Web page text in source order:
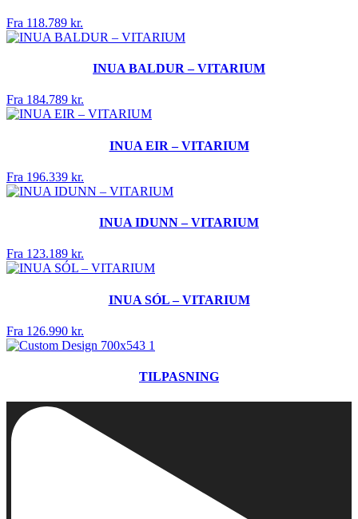
Fra 118.789 kr.
INUA BALDUR – VITARIUM
Fra 184.789 kr.
INUA EIR – VITARIUM
Fra 196.339 kr.
INUA IDUNN – VITARIUM
Fra 123.189 kr.
INUA SÓL – VITARIUM
Fra 126.990 kr.
TILPASNING